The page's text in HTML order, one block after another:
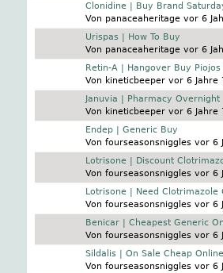
Normales ThemaClonidine | Buy Brand
Von panaceaheritagevor 6
Normales ThemaUrispas | How To Buy
Von panaceaheritagevor 6
Normales ThemaRetin-A | Hangover Buy Piojos
Von kineticbeepervor 6 Jahre
Normales ThemaJanuvia | Pharmacy Overnight
Von kineticbeepervor 6 Jahre
Normales ThemaEndep | Generic Buy
Von fourseasonsnigglesvor 6
Normales ThemaLotrisone | Discount
Von fourseasonsnigglesvor 6
Normales ThemaLotrisone | Need Clotrimazole
Von fourseasonsnigglesvor 6
Normales ThemaBenicar | Cheapest Generic
Von fourseasonsnigglesvor 6
Normales ThemaSildalis | On Sale Cheap Online
Von fourseasonsnigglesvor 6